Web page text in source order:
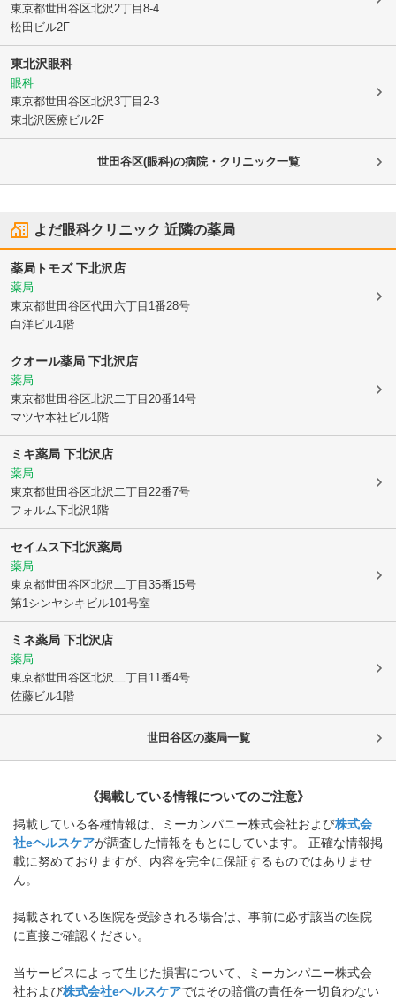
東京都世田谷区北沢2丁目8-4
松田ビル2F
東北沢眼科
眼科
東京都世田谷区北沢3丁目2-3
東北沢医療ビル2F
世田谷区(眼科)の病院・クリニック一覧
よだ眼科クリニック 近隣の薬局
薬局トモズ 下北沢店
薬局
東京都世田谷区代田六丁目1番28号
白洋ビル1階
クオール薬局 下北沢店
薬局
東京都世田谷区北沢二丁目20番14号
マツヤ本社ビル1階
ミキ薬局 下北沢店
薬局
東京都世田谷区北沢二丁目22番7号
フォルム下北沢1階
セイムス下北沢薬局
薬局
東京都世田谷区北沢二丁目35番15号
第1シンヤシキビル101号室
ミネ薬局 下北沢店
薬局
東京都世田谷区北沢二丁目11番4号
佐藤ビル1階
世田谷区の薬局一覧
《掲載している情報についてのご注意》
掲載している各種情報は、ミーカンパニー株式会社および株式会
社eヘルスケアが調査した情報をもとにしています。 正確な情報掲
載に努めておりますが、内容を完全に保証するものではありませ
ん。
掲載されている医院を受診される場合は、事前に必ず該当の医院
に直接ご確認ください。
当サービスによって生じた損害について、ミーカンパニー株式会
社および株式会社eヘルスケアではその賠償の責任を一切負わない